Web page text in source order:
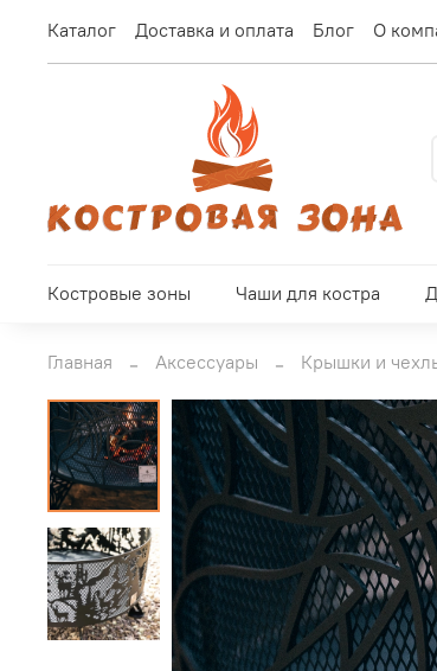
Каталог Доставка и оплата Блог О
Костровые зоны Чаши для костра
Главная Аксессуары Крышки и